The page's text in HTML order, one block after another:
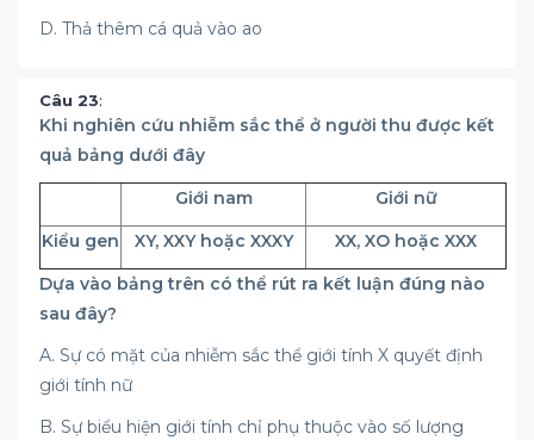
D. Thả thêm cá quả vào ao
Câu 23:
Khi nghiên cứu nhiễm sắc thể ở người thu được kết
quả bảng dưới đây
Giới nam
Giới nữ
Kiểu gen
XY, XXY hoặc XXXY
XX, XO hoặc XXX
Dựa vào bảng trên có thể rút ra kết luận đúng nào
sau đây?
A. Sự có mặt của nhiễm sắc thể giới tính X quyết định
giới tính nữ
B. Sự biểu hiện giới tính chỉ phụ thuộc vào số lượng